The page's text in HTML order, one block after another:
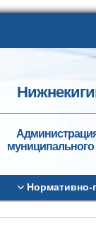
муниципального